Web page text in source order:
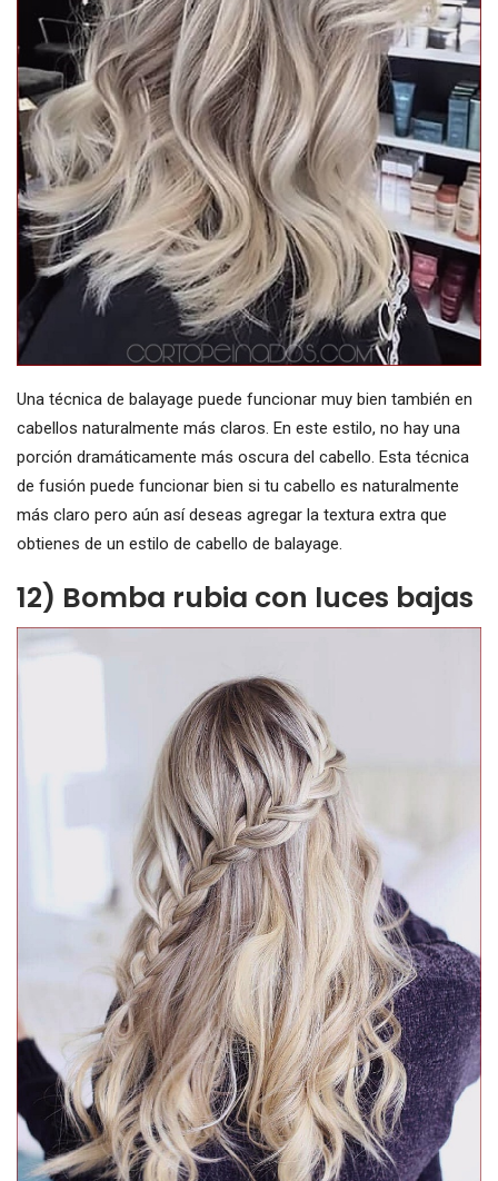
Una técnica de balayage puede funcionar muy bien también en
cabellos naturalmente más claros. En este estilo, no hay una
porción dramáticamente más oscura del cabello. Esta técnica
de fusión puede funcionar bien si tu cabello es naturalmente
más claro pero aún así deseas agregar la textura extra que
obtienes de un estilo de cabello de balayage.
12) Bomba rubia con luces bajas